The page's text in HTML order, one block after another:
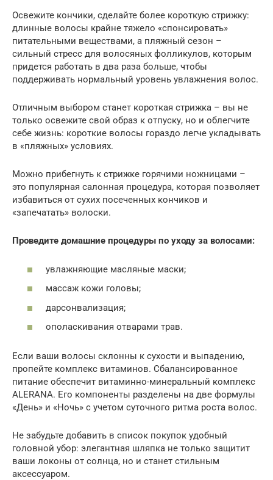
Освежите кончики, сделайте более короткую стрижку:
длинные волосы крайне тяжело «спонсировать»
питательными веществами, а пляжный сезон –
сильный стресс для волосяных фолликулов, которым
придется работать в два раза больше, чтобы
поддерживать нормальный уровень увлажнения волос.
Отличным выбором станет короткая стрижка – вы не
только освежите свой образ к отпуску, но и облегчите
себе жизнь: короткие волосы гораздо легче укладывать
в «пляжных» условиях.
Можно прибегнуть к стрижке горячими ножницами –
это популярная салонная процедура, которая позволяет
избавиться от сухих посеченных кончиков и
«запечатать» волоски.
Проведите домашние процедуры по уходу за волосами:
увлажняющие масляные маски;
массаж кожи головы;
дарсонвализация;
ополаскивания отварами трав.
Если ваши волосы склонны к сухости и выпадению,
пропейте комплекс витаминов. Сбалансированное
питание обеспечит витаминно-минеральный комплекс
ALERANA. Его компоненты разделены на две формулы
«День» и «Ночь» с учетом суточного ритма роста волос.
Не забудьте добавить в список покупок удобный
головной убор: элегантная шляпка не только защитит
ваши локоны от солнца, но и станет стильным
аксессуаром.